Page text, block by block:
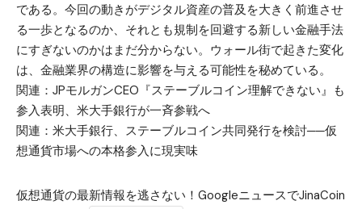
である。今回の動きがデジタル資産の普及を大きく前進させ
る一歩となるのか、それとも規制を回避する新しい金融手法
にすぎないのかはまだ分からない。ウォール街で起きた変化
は、金融業界の構造に影響を与える可能性を秘めている。
関連： JPモルガンCEO『ステーブルコイン理解できない』も
参入表明、米大手銀行が一斉参戦へ
関連： 米大手銀行、ステーブルコイン共同発行を検討──仮
想通貨市場への本格参入に現実味
仮想通貨の最新情報を逃さない！GoogleニュースでJinaCoin